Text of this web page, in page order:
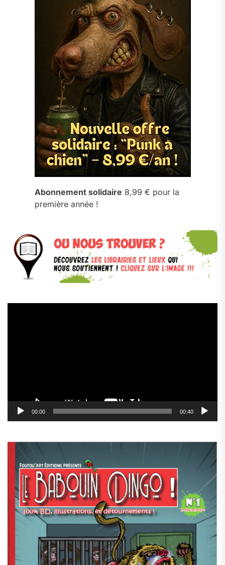
Abonnement solidaire 8,99 € pour la
première année !
00:00 00:40